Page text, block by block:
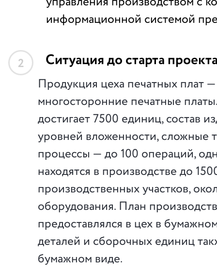
информационной системой
2 Ситуация до старта
Продукция цеха печатных плат
многосторонние печатные
достигает 7500 единиц, состав
уровней вложенности, сложные
процессы — до 100 операций,
находятся в производстве до
производственных участков,
оборудования. План
предоставлялся в цех в
деталей и сборочных единиц
бумажном виде.